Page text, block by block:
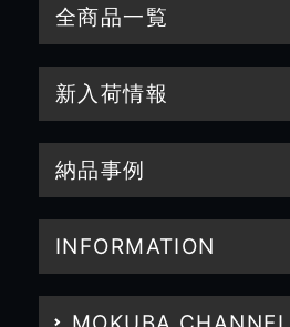
全商品一覧
新入荷情報
納品事例
INFORMATION